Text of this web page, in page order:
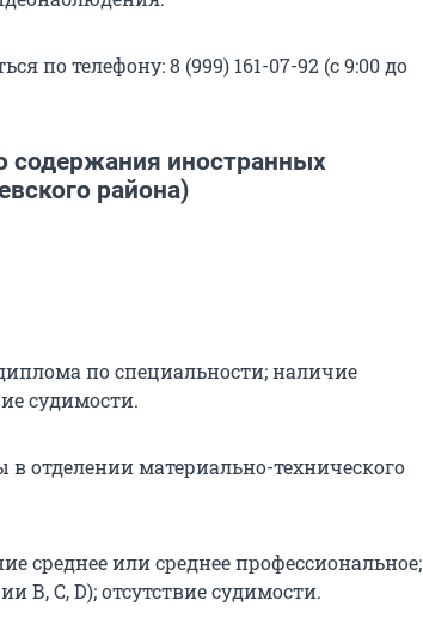
по телефону: 8 (999) 161-07-92 (с 9:00 до
содержания иностранных
района)
по специальности; наличие
судимости.
отделении материально-технического
среднее или среднее профессиональное;
В, С, D); отсутствие судимости.